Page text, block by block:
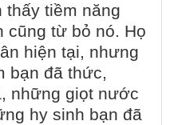
tiềm năng
cũng từ bỏ nó. Họ
hiện tại, nhưng
bạn đã thức,
những giọt nước
hy sinh bạn đã